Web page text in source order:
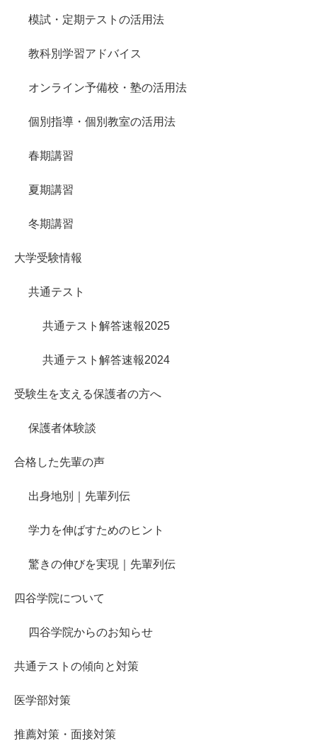
模試・定期テストの活用法
教科別学習アドバイス
オンライン予備校・塾の活用法
個別指導・個別教室の活用法
春期講習
夏期講習
冬期講習
大学受験情報
共通テスト
共通テスト解答速報2025
共通テスト解答速報2024
受験生を支える保護者の方へ
保護者体験談
合格した先輩の声
出身地別｜先輩列伝
学力を伸ばすためのヒント
驚きの伸びを実現｜先輩列伝
四谷学院について
四谷学院からのお知らせ
共通テストの傾向と対策
医学部対策
推薦対策・面接対策